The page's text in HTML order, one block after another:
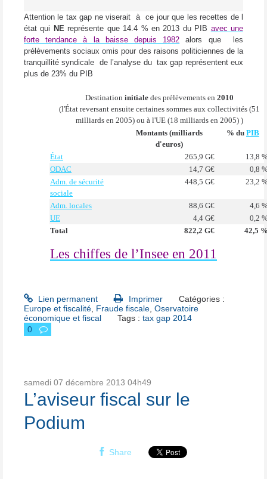
Attention le tax gap ne viserait à ce jour que les recettes de l
état qui NEreprésente que 14.4 % en 2013 du PIB avec une
forte tendance à la baisse depuis 1982 alors que
les
prélèvements sociaux omis pour des raisons politiciennes de la
tranquillité syndicale de l’analyse du tax gap représentent eux
plus de 23% du PIB
Destination initialedes prélèvements en 2010
(l'État reversant ensuite certaines sommes aux collectivités (51
milliards en 2005) ou à l'UE (18 milliards en 2005) )
Montants (milliards
d'euros)
% du PIB
État 265,9 G€
13,8
ODAC
14,7 G€
0,8
Adm. de sécurité
sociale
448,5 G€ 23,2
Adm. locales 88,6 G€
4,6
UE
4,4 G€
0,2
Total
822,2 G€ 42,5
Les chiffes de l’Insee en 2011
Lien permanent Imprimer
Catégories :
Europe et fiscalité, Fraude fiscale, Oservatoire
économique et fiscal
Tags :tax gap 2014
0
samedi 07 décembre 2013 04h49
L’aviseur fiscal sur le
Podium
Share